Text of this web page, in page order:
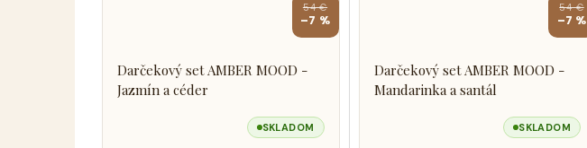
54 €
–7 %
Darčekový set AMBER MOOD -
Jazmín a céder
SKLADOM
54 €
–7 %
Darčekový set AMBER MOOD -
Mandarinka a santál
SKLADOM